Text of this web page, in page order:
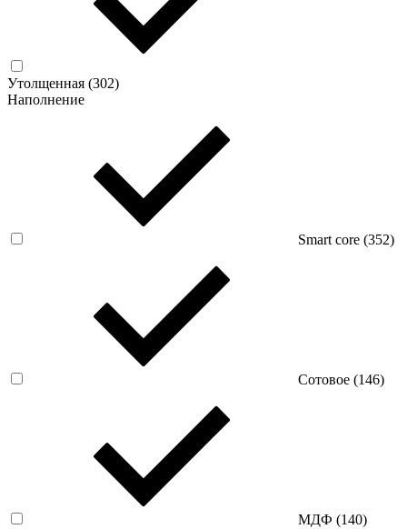
Утолщенная (302)
Наполнение
Smart core (352)
Сотовое (146)
МДФ (140)